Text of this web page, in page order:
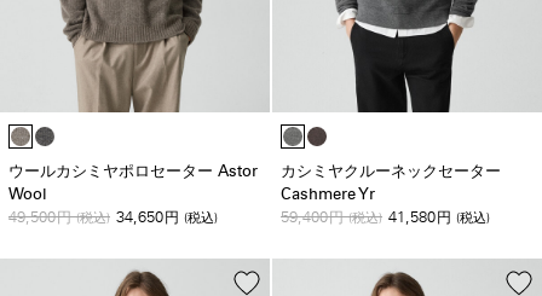
ウールカシミヤポロセーター Astor
Wool
49,500円(税込) 34,650円 (税込)
カシミヤクルーネックセーター
Cashmere Yr
59,400円(税込) 41,580円 (税込)